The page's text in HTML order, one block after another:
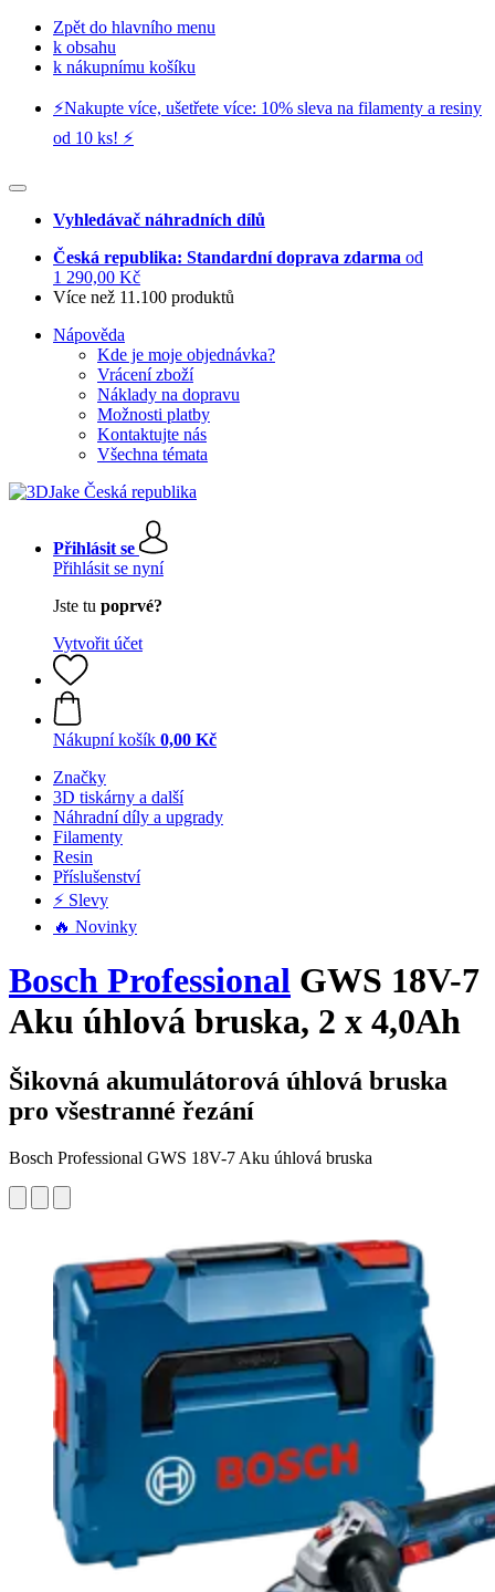
Zpět do hlavního menu
k obsahu
k nákupnímu košíku
⚡️Nakupte více, ušetřete více: 10% sleva na filamenty a resiny
od 10 ks! ⚡️
Vyhledávač náhradních dílů
Česká republika: Standardní doprava zdarma od
1 290,00 Kč
Více než 11.100 produktů
Nápověda
Kde je moje objednávka?
Vrácení zboží
Náklady na dopravu
Možnosti platby
Kontaktujte nás
Všechna témata
Přihlásit se
Přihlásit se nyní
Jste tu poprvé?
Vytvořit účet
Nákupní košík 0,00 Kč
Značky
3D tiskárny a další
Náhradní díly a upgrady
Filamenty
Resin
Příslušenství
⚡ Slevy
🔥 Novinky
Bosch Professional GWS 18V-7
Aku úhlová bruska, 2 x 4,0Ah
Šikovná akumulátorová úhlová bruska
pro všestranné řezání
Bosch Professional GWS 18V-7 Aku úhlová bruska